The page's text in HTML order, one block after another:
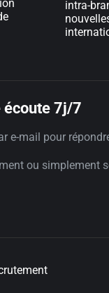
intra-
écoute 7j/7
e-mail pour
ou simplement